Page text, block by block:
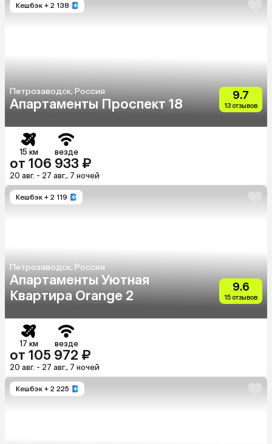
Кешбэк + 2 138
Петрозаводск, Россия
Апартаменты Проспект 18
9.7
13 отзывов
15 км везде
от 106 933 ₽
20 авг. - 27 авг., 7 ночей
Кешбэк + 2 119
Петрозаводск, Россия
Апартаменты Уютная
Квартира Orange 2
9.6
15 отзывов
17 км везде
от 105 972 ₽
20 авг. - 27 авг., 7 ночей
Кешбэк + 2 225